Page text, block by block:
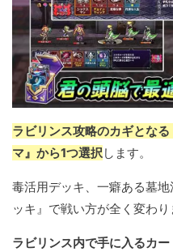
ラビリンス攻略のカギとな
マ』から1つ選択します。
毒活用デッキ、一癖ある墓
ッキ』で戦い方が全く変わり
ラビリンス内で手に入るカ